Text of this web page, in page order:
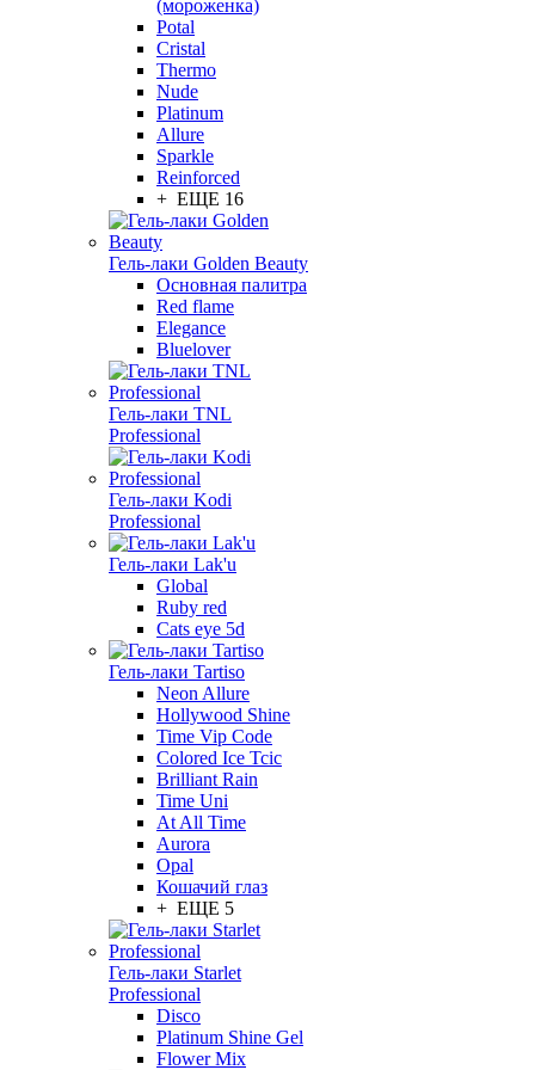
(мороженка)
Potal
Cristal
Thermo
Nude
Platinum
Allure
Sparkle
Reinforced
+ ЕЩЕ 16
Гель-лаки Golden Beauty
Основная палитра
Red flame
Elegance
Bluelover
Гель-лаки TNL
Professional
Гель-лаки Kodi
Professional
Гель-лаки Lak'u
Global
Ruby red
Cats eye 5d
Гель-лаки Tartiso
Neon Allure
Hollywood Shine
Time Vip Code
Colored Ice Tcic
Brilliant Rain
Time Uni
At All Time
Aurora
Opal
Кошачий глаз
+ ЕЩЕ 5
Гель-лаки Starlet
Professional
Disco
Platinum Shine Gel
Flower Mix